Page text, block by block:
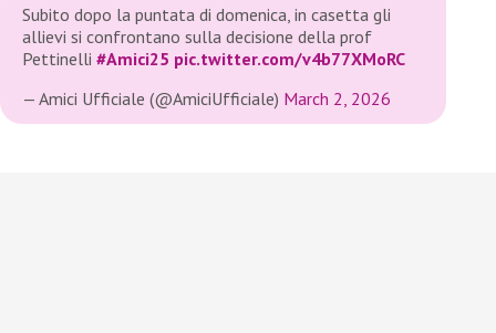
Subito dopo la puntata di domenica, in casetta gli
allievi si confrontano sulla decisione della prof
Pettinelli #Amici25 pic.twitter.com/v4b77XMoRC
— Amici Ufficiale (@AmiciUfficiale) March 2, 2026